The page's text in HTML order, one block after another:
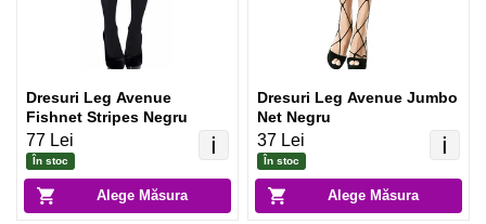
Alege Măsura
ℹ️
Dresuri Leg Avenue
Fishnet Stripes Negru
77 Lei
În stoc
Alege Măsura
ℹ️
Dresuri Leg Avenue Jumbo
Net Negru
37 Lei
În stoc